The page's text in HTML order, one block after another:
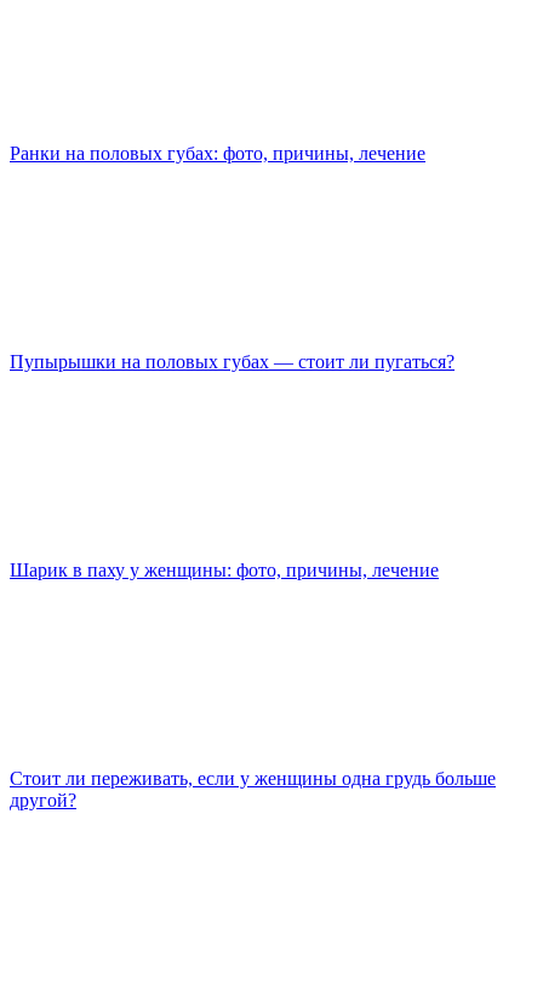
Ранки на половых губах: фото, причины, лечение
Пупырышки на половых губах — стоит ли пугаться?
Шарик в паху у женщины: фото, причины, лечение
Стоит ли переживать, если у женщины одна грудь больше
другой?